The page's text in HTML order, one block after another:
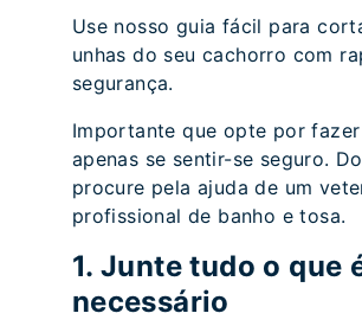
Use nosso guia fácil para
unhas do seu cachorro com
segurança.
Importante que opte por
apenas se sentir-se seguro.
procure pela ajuda de um
profissional de banho e tosa.
1. Junte tudo o que
necessário